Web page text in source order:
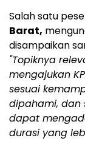
Salah satu
Barat,
disampaikan
"Topiknya
mengajukan
sesuai
dipahami, dan
dapat
durasi yang